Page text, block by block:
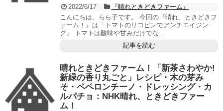
2022/6/17
『晴れときどきファーム』
こんにちは。らら子です。 今回の『晴れ、ときどきフ
ァーム！』は「トマトのリコピンでアンチエイジン
グ」 トマトは酸味や甘みだけでな...
記事を読む
晴れときどきファーム！「新茶さわやか!
新緑の香り丸ごと」レシピ・木の芽み
そ・ペペロンチーノ・ドレッシング・カ
ルパチョ：NHK晴れ、ときどきファー
ム！